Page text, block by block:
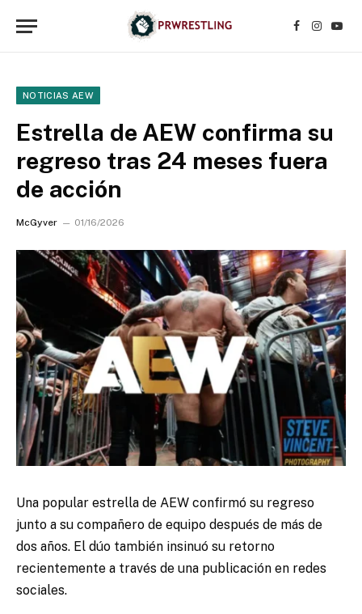
Facebook
NOTICIAS AEW
Estrella de AEW confirma su
regreso tras 24 meses fuera
de acción
McGyver 01/16/2026
Una popular estrella de AEW confirmó su regreso
junto a su compañero de equipo después de más de
dos años. El dúo también insinuó su retorno
recientemente a través de una publicación en redes
sociales.